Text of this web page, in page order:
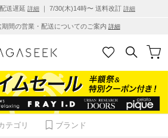
送遅延 詳細 ｜ 7/30(木)14時〜 送料改訂 詳細
期間の営業・配送についてのご案内 詳細
テゴリ ブランド